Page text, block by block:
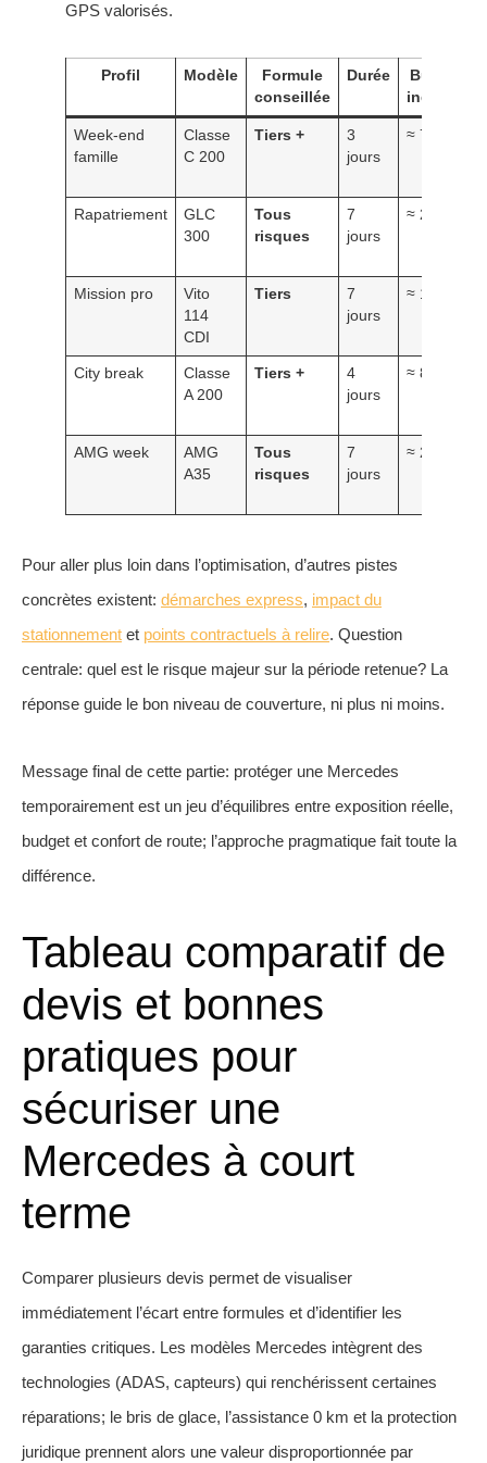
GPS valorisés.
Profil Modèle
Formule
conseillée
Durée
Budget
indicatif
Week-end
famille
Classe
C 200
Tiers +
3
jours
≈ 70 €
Rapatriement
GLC
300
Tous
risques
7
jours
≈ 210 €
Mission pro
Vito
114
CDI
Tiers
7
jours
≈ 120 €
City break
Classe
A 200
Tiers +
4
jours
≈ 80 €
AMG week
AMG
A35
Tous
risques
7
jours
≈ 260 €
Pour aller plus loin dans l’optimisation, d’autres pistes
concrètes existent: démarches express, impact du
stationnement et points contractuels à relire. Question
centrale: quel est le risque majeur sur la période retenue? La
réponse guide le bon niveau de couverture, ni plus ni moins.
Message final de cette partie: protéger une Mercedes
temporairement est un jeu d’équilibres entre exposition réelle,
budget et confort de route; l’approche pragmatique fait toute la
différence.
Tableau comparatif de
devis et bonnes
pratiques pour
sécuriser une
Mercedes à court
terme
Comparer plusieurs devis permet de visualiser
immédiatement l’écart entre formules et d’identifier les
garanties critiques. Les modèles Mercedes intègrent des
technologies (ADAS, capteurs) qui renchérissent certaines
réparations; le bris de glace, l’assistance 0 km et la protection
juridique prennent alors une valeur disproportionnée par